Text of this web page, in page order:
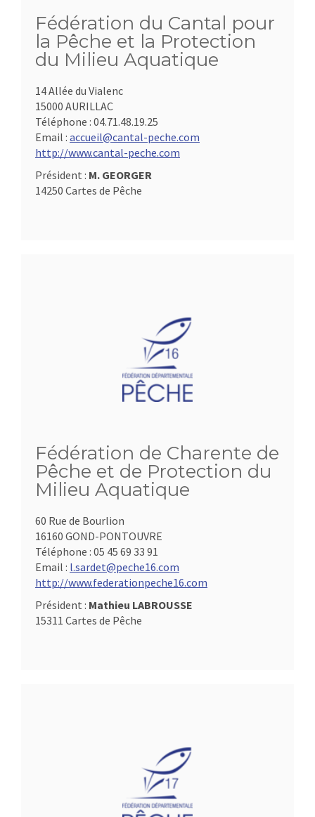
Fédération du Cantal pour
la Pêche et la Protection
du Milieu Aquatique
14 Allée du Vialenc
15000 AURILLAC
Téléphone : 04.71.48.19.25
Email : accueil@cantal-peche.com
http://www.cantal-peche.com
Président : M. GEORGER
14250 Cartes de Pêche
Fédération de Charente de
Pêche et de Protection du
Milieu Aquatique
60 Rue de Bourlion
16160 GOND-PONTOUVRE
Téléphone : 05 45 69 33 91
Email : l.sardet@peche16.com
http://www.federationpeche16.com
Président : Mathieu LABROUSSE
15311 Cartes de Pêche